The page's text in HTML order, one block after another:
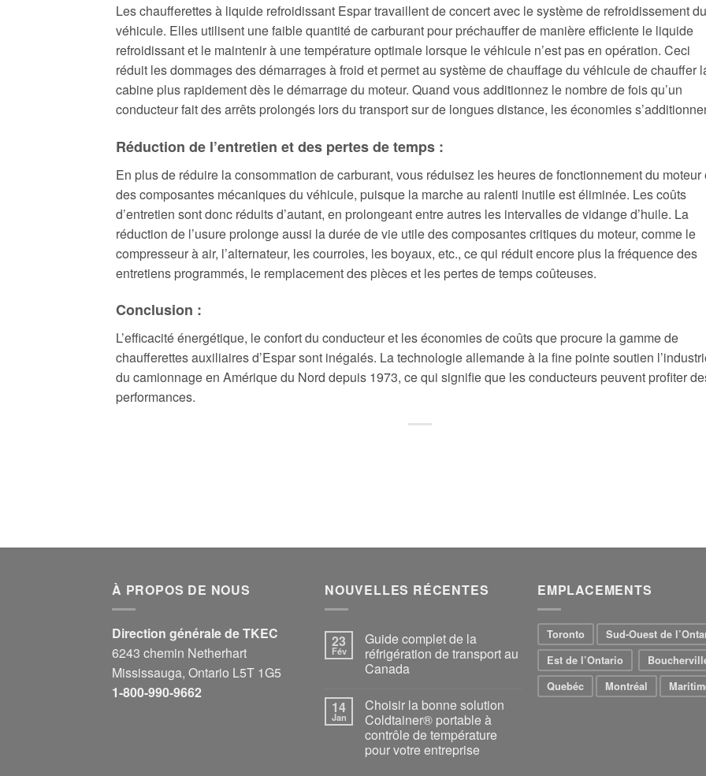
Les chaufferettes à liquide refroidissant Espar travaillent de concert avec le système de refroidissement du
véhicule. Elles utilisent une faible quantité de carburant pour préchauffer de manière efficiente le liquide
refroidissant et le maintenir à une température optimale lorsque le véhicule n’est pas en opération. Ceci
réduit les dommages des démarrages à froid et permet au système de chauffage du véhicule de chauffer
cabine plus rapidement dès le démarrage du moteur. Quand vous additionnez le nombre de fois qu’un
conducteur fait des arrêts prolongés lors du transport sur de longues distance, les économies
Réduction de l’entretien et des pertes de temps :
En plus de réduire la consommation de carburant, vous réduisez les heures de fonctionnement du moteur
des composantes mécaniques du véhicule, puisque la marche au ralenti inutile est éliminée. Les coûts
d’entretien sont donc réduits d’autant, en prolongeant entre autres les intervalles de vidange d’huile. La
réduction de l’usure prolonge aussi la durée de vie utile des composantes critiques du moteur, comme le
compresseur à air, l’alternateur, les courroies, les boyaux, etc., ce qui réduit encore plus la fréquence des
entretiens programmés, le remplacement des pièces et les pertes de temps coûteuses.
Conclusion :
L’efficacité énergétique, le confort du conducteur et les économies de coûts que procure la gamme de
chaufferettes auxiliaires d’Espar sont inégalés. La technologie allemande à la fine pointe soutien
du camionnage en Amérique du Nord depuis 1973, ce qui signifie que les conducteurs peuvent profiter
performances.
À PROPOS DE NOUS
Direction générale de TKEC
6243 chemin Netherhart
Mississauga, Ontario L5T 1G5
1-800-990-9662
NOUVELLES RÉCENTES
23
Fév
Guide complet de la
réfrigération de transport au
Canada
14
Jan
Choisir la bonne solution
Coldtainer® portable à
contrôle de température
pour votre entreprise
EMPLACEMENTS
Toronto
Sud-Ouest de
Est de l’Ontario
Quebéc
Montréal